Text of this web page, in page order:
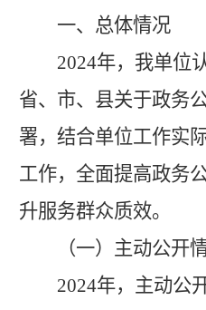
一、总体情况
2024年，我单位
省、市、县关于政务
署， 结合单位工作实
工作， 全面提高政务
升服务群众质效。
（一）主动公开
2024年，主动公